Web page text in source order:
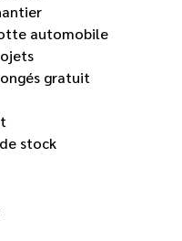
automobile
gratuit
stock